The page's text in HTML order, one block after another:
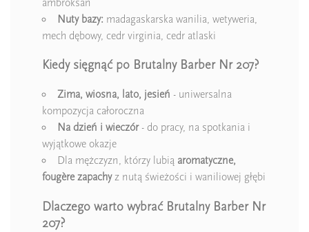
ambroksan
Nuty bazy: madagaskarska wanilia, wetyweria,
mech dębowy, cedr virginia, cedr atlaski
Kiedy sięgnąć po Brutalny Barber Nr 207?
Zima, wiosna, lato, jesień - uniwersalna
kompozycja całoroczna
Na dzień i wieczór- do pracy, na spotkania i
wyjątkowe okazje
Dla mężczyzn, którzy lubią aromatyczne,
fougère zapachyz nutą świeżości i waniliowej głębi
Dlaczego warto wybrać Brutalny Barber Nr
207?